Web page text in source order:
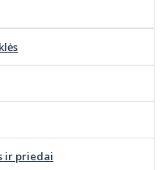
ir priedai